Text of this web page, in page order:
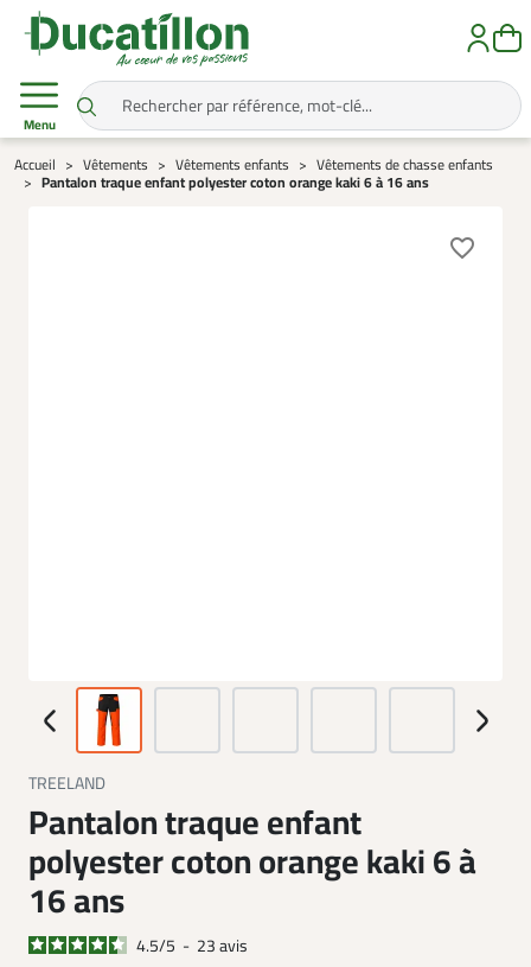
Menu
Accueil Vêtements Vêtements enfants Vêtements de chasse enfants
Pantalon traque enfant polyester coton orange kaki 6 à 16 ans
favorite_border
TREELAND
Pantalon traque enfant
polyester coton orange kaki 6 à
16 ans
4.5/5 - 23avis